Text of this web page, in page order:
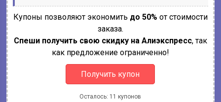
Купоны позволяют экономить до 50% от стоимости
заказа.
Спеши получить свою скидку на Алиэкспресс, так
как предложение ограниченно!
Получить купон
Осталось: 11 купонов